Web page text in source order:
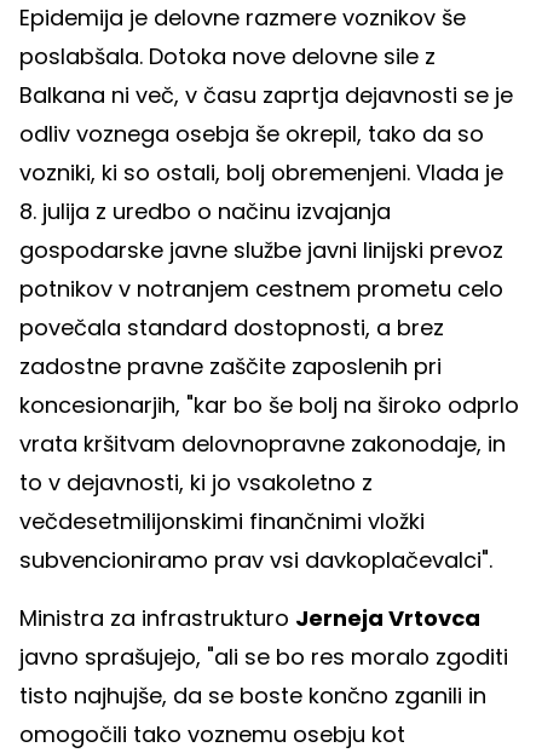
Epidemija je delovne razmere voznikov še
poslabšala. Dotoka nove delovne sile z
Balkana ni več, v času zaprtja dejavnosti se je
odliv voznega osebja še okrepil, tako da so
vozniki, ki so ostali, bolj obremenjeni. Vlada je
8. julija z uredbo o načinu izvajanja
gospodarske javne službe javni linijski prevoz
potnikov v notranjem cestnem prometu celo
povečala standard dostopnosti, a brez
zadostne pravne zaščite zaposlenih pri
koncesionarjih, "kar bo še bolj na široko odprlo
vrata kršitvam delovnopravne zakonodaje, in
to v dejavnosti, ki jo vsakoletno z
večdesetmilijonskimi finančnimi vložki
subvencioniramo prav vsi davkoplačevalci".
Ministra za infrastrukturo Jerneja Vrtovca
javno sprašujejo, "ali se bo res moralo zgoditi
tisto najhujše, da se boste končno zganili in
omogočili tako voznemu osebju kot